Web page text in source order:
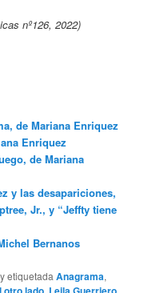
nº126, 2022)
de Mariana Enriquez
Enriquez
de Mariana
y las desapariciones,
Jr., y “Jeffty tiene
Bernanos
y etiquetadaAnagrama,
, ,